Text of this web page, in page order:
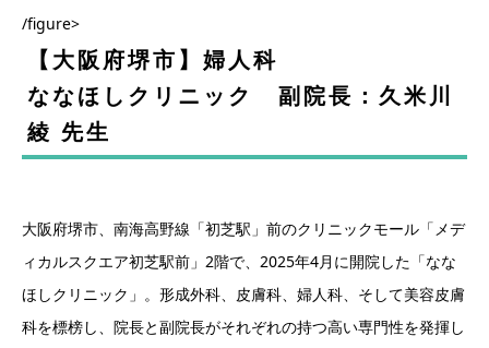
/figure>
【大阪府堺市】婦人科
ななほしクリニック 副院長：久米川
綾 先生
大阪府堺市、南海高野線「初芝駅」前のクリニックモール「メデ
ィカルスクエア初芝駅前」2階で、2025年4月に開院した「なな
ほしクリニック」。形成外科、皮膚科、婦人科、そして美容皮膚
科を標榜し、院長と副院長がそれぞれの持つ高い専門性を発揮し